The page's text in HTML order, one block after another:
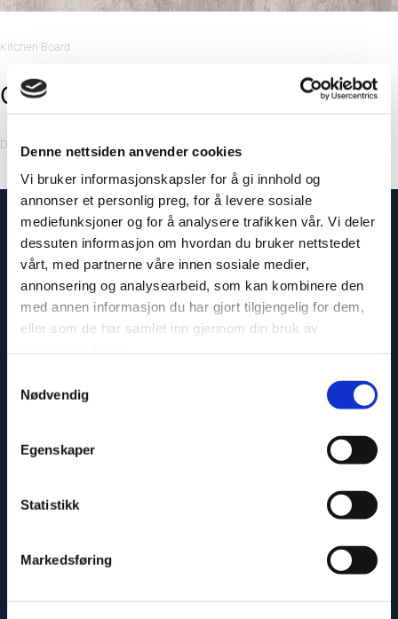
Denne nettsiden anvender cookies
Vi bruker informasjonskapsler for å gi innhold og
annonser et personlig preg, for å levere sosiale
mediefunksjoner og for å analysere trafikken vår. Vi deler
dessuten informasjon om hvordan du bruker nettstedet
vårt, med partnerne våre innen sosiale medier,
annonsering og analysearbeid, som kan kombinere den
med annen informasjon du har gjort tilgjengelig for dem,
eller som de har samlet inn gjennom din bruk av
Nødvendig
Egenskaper
Statistikk
Markedsføring
Kitchen Board
Cracked Cement
Decor Code: 2204K00 *US Stock
Limited lifetime warranty